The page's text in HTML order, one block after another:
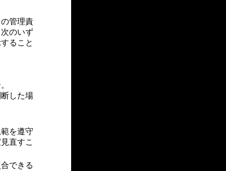
管理責
のいず
ること
した場
を遵守
直すこ
できる